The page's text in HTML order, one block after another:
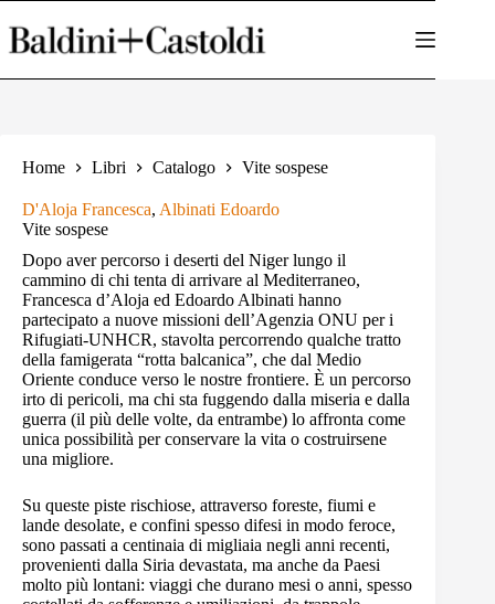
al
contenuto
Home Libri Catalogo Vite sospese
D'Aloja Francesca, Albinati Edoardo
Vite sospese
Dopo aver percorso i deserti del Niger lungo il
cammino di chi tenta di arrivare al Mediterraneo,
Francesca d’Aloja ed Edoardo Albinati hanno
partecipato a nuove missioni dell’Agenzia ONU per i
Rifugiati-UNHCR, stavolta percorrendo qualche tratto
della famigerata “rotta balcanica”, che dal Medio
Oriente conduce verso le nostre frontiere. È un percorso
irto di pericoli, ma chi sta fuggendo dalla miseria e dalla
guerra (il più delle volte, da entrambe) lo affronta come
unica possibilità per conservare la vita o costruirsene
una migliore.
Su queste piste rischiose, attraverso foreste, fiumi e
lande desolate, e confini spesso difesi in modo feroce,
sono passati a centinaia di migliaia negli anni recenti,
provenienti dalla Siria devastata, ma anche da Paesi
molto più lontani: viaggi che durano mesi o anni, spesso